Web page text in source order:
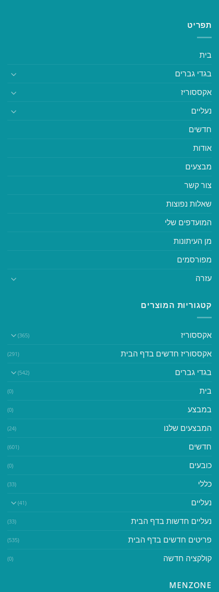
תפריט
בית
בגדי גברים
אקססוריז
נעליים
חדשים
אודות
מבצעים
צור קשר
שאלות נפוצות
המועדפים שלי
מן העיתונות
מפורסמים
עזרה
קטגוריות המוצרים
אקססוריז (365)
אקססוריז חדשים בדף הבית (291)
בגדי גברים (542)
בית (0)
במבצע (0)
המבצעים שלנו (24)
חדשים (601)
כובעים (0)
כללי (33)
נעליים (41)
נעליים חדשות בדף הבית (33)
פריטים חדשים בדף הבית (535)
קולקציה חדשה (0)
MENZONE